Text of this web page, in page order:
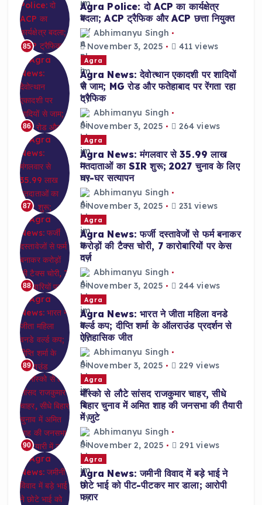
85
Agra Police: दो ACP का कार्यक्षेत्र
बदला; ACP ट्रैफिक और ACP छत्ता नियुक्त
Abhimanyu Singh
November 3, 2025
411 views
86
Agra
Agra News: देवोत्थान एकादशी पर शादियों
से जाम; MG रोड और फतेहाबाद पर रेंगता रहा
ट्रैफिक
Abhimanyu Singh
November 3, 2025
264 views
87
Agra
Agra News: मंगलवार से 35.99 लाख
मतदाताओं का SIR शुरू; 2027 चुनाव के लिए
घर-घर सत्यापन
Abhimanyu Singh
November 3, 2025
231 views
88
Agra
Agra News: फर्जी दस्तावेजों से फर्म बनाकर
करोड़ों की टैक्स चोरी, 7 कारोबारियों पर केस
दर्ज
Abhimanyu Singh
November 3, 2025
244 views
89
Agra
Agra News: भारत ने जीता महिला वनडे
वर्ल्ड कप; दीप्ति शर्मा के ऑलराउंड प्रदर्शन से
ऐतिहासिक जीत
Abhimanyu Singh
November 3, 2025
229 views
90
Agra
मॉस्को से लौटे सांसद राजकुमार चाहर, सीधे
बिहार चुनाव में अमित शाह की जनसभा की तैयारी
में जुटे
Abhimanyu Singh
November 2, 2025
291 views
Agra
Agra News: जमीनी विवाद में बड़े भाई ने
छोटे भाई को पीट-पीटकर मार डाला; आरोपी
फरार